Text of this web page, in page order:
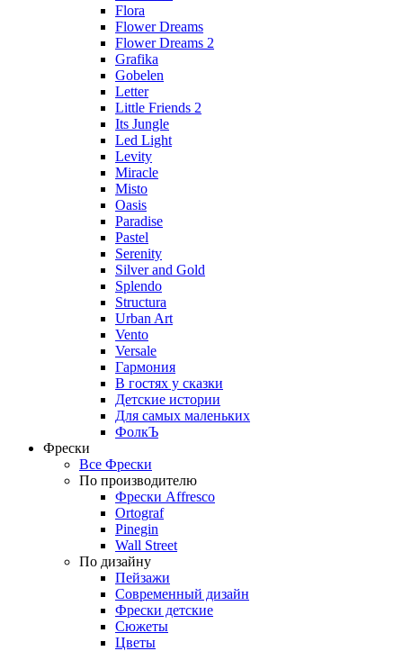
Flora
Flower Dreams
Flower Dreams 2
Grafika
Gobelen
Letter
Little Friends 2
Its Jungle
Led Light
Levity
Miracle
Misto
Oasis
Paradise
Pastel
Serenity
Silver and Gold
Splendo
Structura
Urban Art
Vento
Versale
Гармония
В гостях у сказки
Детские истории
Для самых маленьких
ФолкЪ
Фрески
Все Фрески
По производителю
Фрески Affresco
Ortograf
Pinegin
Wall Street
По дизайну
Пейзажи
Современный дизайн
Фрески детские
Сюжеты
Цветы